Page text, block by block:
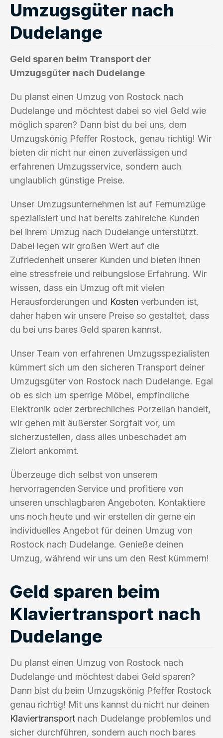
Umzugsgüter nach
Dudelange
Geld sparen beim Transport der
Umzugsgüter nach Dudelange
Du planst einen Umzug von Rostock nach
Dudelange und möchtest dabei so viel Geld wie
möglich sparen? Dann bist du bei uns, dem
Umzugskönig Pfeffer Rostock, genau richtig! Wir
bieten dir nicht nur einen zuverlässigen und
erfahrenen Umzugsservice, sondern auch
unglaublich günstige Preise.
Unser Umzugsunternehmen ist auf Fernumzüge
spezialisiert und hat bereits zahlreiche Kunden
bei ihrem Umzug nach Dudelange unterstützt.
Dabei legen wir großen Wert auf die
Zufriedenheit unserer Kunden und bieten ihnen
eine stressfreie und reibungslose Erfahrung. Wir
wissen, dass ein Umzug oft mit vielen
Herausforderungen und Kosten verbunden ist,
daher haben wir unsere Preise so gestaltet, dass
du bei uns bares Geld sparen kannst.
Unser Team von erfahrenen Umzugsspezialisten
kümmert sich um den sicheren Transport deiner
Umzugsgüter von Rostock nach Dudelange. Egal
ob es sich um sperrige Möbel, empfindliche
Elektronik oder zerbrechliches Porzellan handelt,
wir gehen mit äußerster Sorgfalt vor, um
sicherzustellen, dass alles unbeschadet am
Zielort ankommt.
Überzeuge dich selbst von unserem
hervorragenden Service und profitiere von
unseren unschlagbaren Angeboten. Kontaktiere
uns noch heute und wir erstellen dir gerne ein
individuelles Angebot für deinen Umzug von
Rostock nach Dudelange. Genieße deinen
Umzug, während wir uns um den Rest kümmern!
Geld sparen beim
Klaviertransport nach
Dudelange
Du planst einen Umzug von Rostock nach
Dudelange und möchtest dabei Geld sparen?
Dann bist du beim Umzugskönig Pfeffer Rostock
genau richtig! Mit uns kannst du nicht nur deinen
Klaviertransport nach Dudelange problemlos und
sicher durchführen, sondern auch noch bares